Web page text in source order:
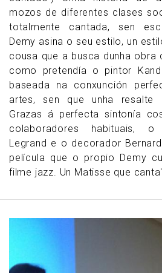
mozos de diferentes clases
totalmente cantada, sen
Demy asina o seu estilo, un
cousa que a busca dunha
como pretendía o pintor
baseada na conxunción
artes, sen que unha resalte
Grazas á perfecta sintonía
colaboradores habituais,
Legrand e o decorador
película que o propio Demy
filme jazz. Un Matisse que